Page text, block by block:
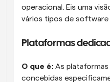
operacional. Eis uma
vários tipos de software
Plataformas
O que é: As plataformas
concebidas